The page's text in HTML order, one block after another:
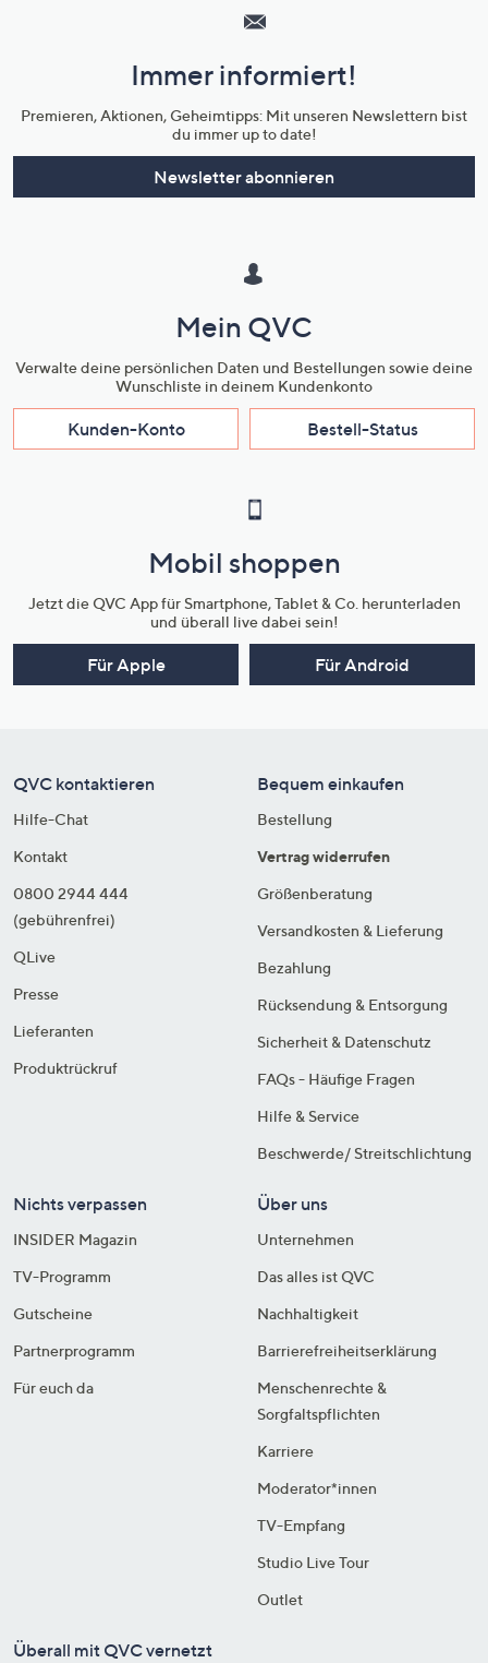
Unternehmensinformationen
Immer informiert!
Premieren, Aktionen, Geheimtipps: Mit unseren Newslettern bist
du immer up to date!
Newsletter abonnieren
Mein QVC
Verwalte deine persönlichen Daten und Bestellungen sowie deine
Wunschliste in deinem Kundenkonto
Kunden-Konto Bestell-Status
Mobil shoppen
Jetzt die QVC App für Smartphone, Tablet & Co. herunterladen
und überall live dabei sein!
Für Apple Für Android
QVC kontaktieren
Hilfe-Chat
Kontakt
0800 2944 444
(gebührenfrei)
QLive
Presse
Lieferanten
Produktrückruf
Bequem einkaufen
Bestellung
Vertrag widerrufen
Größenberatung
Versandkosten & Lieferung
Bezahlung
Rücksendung & Entsorgung
Sicherheit & Datenschutz
FAQs - Häufige Fragen
Hilfe & Service
Beschwerde/ Streitschlichtung
Nichts verpassen
INSIDER Magazin
TV-Programm
Gutscheine
Partnerprogramm
Für euch da
Über uns
Unternehmen
Das alles ist QVC
Nachhaltigkeit
Barrierefreiheitserklärung
Menschenrechte &
Sorgfaltspflichten
Karriere
Moderator*innen
TV-Empfang
Studio Live Tour
Outlet
Überall mit QVC vernetzt